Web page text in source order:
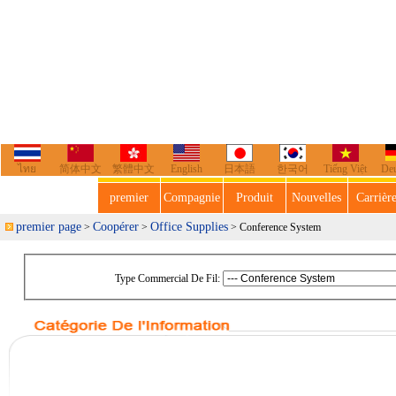
ไทย 简体中文 繁體中文 English 日本語 한국어 Tiếng Việt
premier Compagnie Produit Nouvelles
premier page > Coopérer > Office Supplies > Conference System
Type Commercial De Fil: